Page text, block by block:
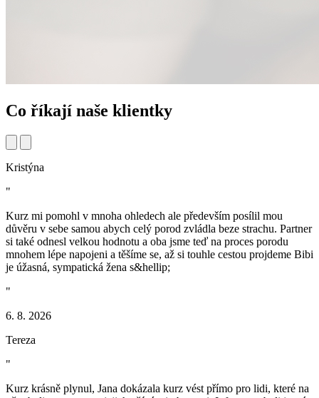
Co říkají naše klientky
Kristýna
"
Kurz mi pomohl v mnoha ohledech ale především posílil mou
důvěru v sebe samou abych celý porod zvládla beze strachu. Partner
si také odnesl velkou hodnotu a oba jsme teď na proces porodu
mnohem lépe napojeni a těšíme se, až si touhle cestou projdeme Bibi
je úžasná, sympatická žena s&hellip;
"
6. 8. 2026
Tereza
"
Kurz krásně plynul, Jana dokázala kurz vést přímo pro lidi, které na